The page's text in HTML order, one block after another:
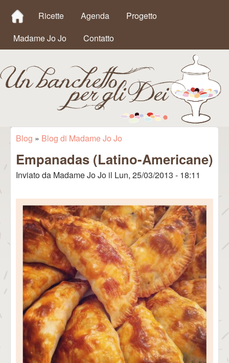
MAIN MENU
Ricette Agenda
Progetto
Madame Jo Jo
Contatto
Un
Banchetto
per gli Dei
Tu sei qui
Blog » Blog di Madame Jo Jo
Empanadas (Latino-Americane)
Inviato da Madame Jo Jo il Lun, 25/03/2013 - 18:11